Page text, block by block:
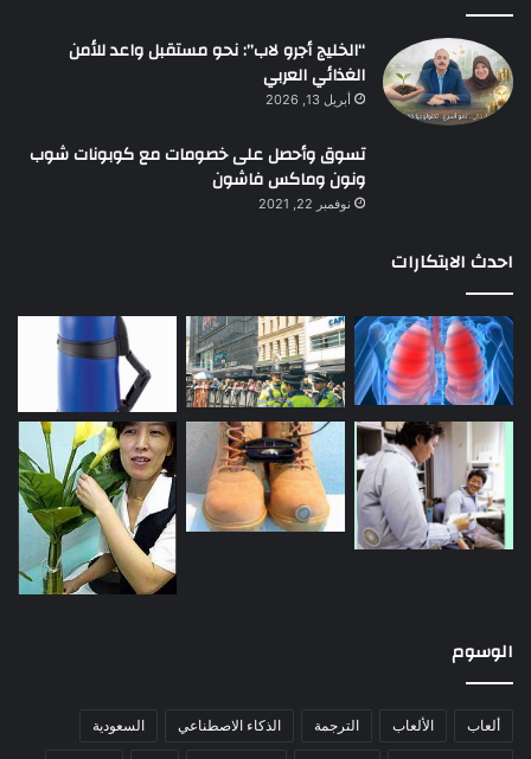
“الخليج أجرو لاب”: نحو مستقبل واعد للأمن
الغذائي العربي
أبريل 13, 2026
تسوق وأحصل على خصومات مع كوبونات شوب
ونون وماكس فاشون
نوفمبر 22, 2021
احدث الابتكارات
الوسوم
ألعاب الألعاب الترجمة الذكاء الاصطناعي السعودية